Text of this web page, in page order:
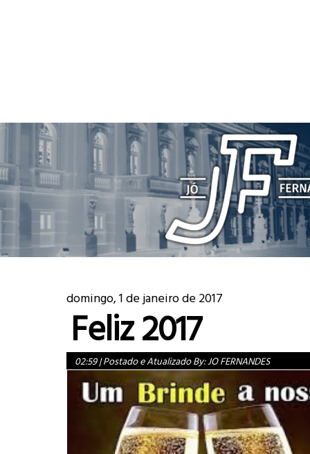
domingo, 1 de janeiro de 2017
Feliz 2017
02:59|Postado e Atualizado By:JO FERNANDES